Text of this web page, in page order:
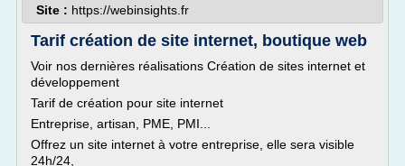
Site : https://webinsights.fr
Tarif création de site internet, boutique web
Voir nos dernières réalisations Création de sites internet et
développement
Tarif de création pour site internet
Entreprise, artisan, PME, PMI...
Offrez un site internet à votre entreprise, elle sera visible
24h/24,